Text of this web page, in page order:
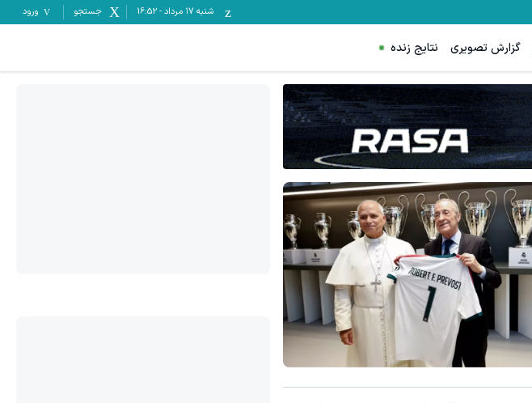
شنبه ۱۷ مرداد -
16:52 جستجو ورود
گزارش تصویری نتایج زنده